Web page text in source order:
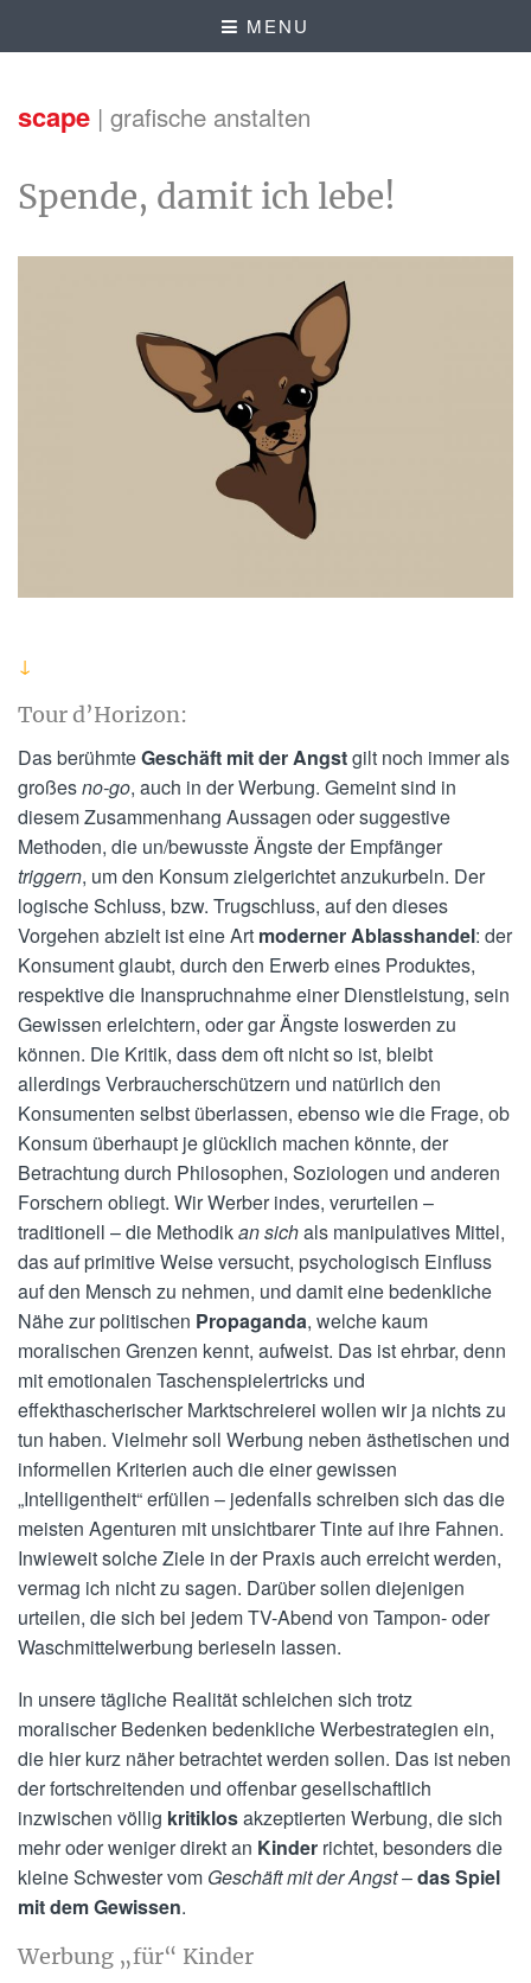
MENU
scape | grafische anstalten
Spende, damit ich lebe!
↓
Tour d’Horizon:
Das berühmteGeschäft mit der Angstgilt noch immer als
großesno-go, auch in der Werbung. Gemeint sind in
diesem Zusammenhang Aussagen oder suggestive
Methoden, die un/bewusste Ängste der Empfänger
triggern, um den Konsum zielgerichtet anzukurbeln. Der
logische Schluss, bzw. Trugschluss, auf den dieses
Vorgehen abzielt ist eine Art moderner Ablasshandel: der
Konsument glaubt, durch den Erwerb eines Produktes,
respektive die Inanspruchnahme einer Dienstleistung, sein
Gewissen erleichtern, oder gar Ängste loswerden zu
können. Die Kritik, dass dem oft nicht so ist, bleibt
allerdings Verbraucherschützern und natürlich den
Konsumenten selbst überlassen, ebenso wie die Frage, ob
Konsum überhaupt je glücklich machen könnte, der
Betrachtung durch Philosophen, Soziologen und anderen
Forschern obliegt. Wir Werber indes, verurteilen –
traditionell – die Methodikan sichals manipulatives Mittel,
das auf primitive Weise versucht, psychologisch Einfluss
auf den Mensch zu nehmen, und damit eine bedenkliche
Nähe zur politischen Propaganda, welche kaum
moralischen Grenzen kennt, aufweist. Das ist ehrbar, denn
mit emotionalen Taschenspielertricks und
effekthascherischer Marktschreierei wollen wir ja nichts zu
tun haben. Vielmehr soll Werbung neben ästhetischen und
informellen Kriterien auch die einer gewissen
„Intelligentheit“ erfüllen – jedenfalls schreiben sich das die
meisten Agenturen mit unsichtbarer Tinte auf ihre Fahnen.
Inwieweit solche Ziele in der Praxis auch erreicht werden,
vermag ich nicht zu sagen. Darüber sollen diejenigen
urteilen, die sich bei jedem TV-Abend von Tampon- oder
Waschmittelwerbung berieseln lassen.
In unsere tägliche Realität schleichen sich trotz
moralischer Bedenken bedenkliche Werbestrategien ein,
die hier kurz näher betrachtet werden sollen. Das ist neben
der fortschreitenden und offenbar gesellschaftlich
inzwischen völlig kritiklosakzeptierten Werbung, die sich
mehr oder weniger direkt an Kinder richtet, besonders die
kleine Schwester vom Geschäft mit der Angst–das Spiel
mit dem Gewissen.
Werbung „für“ Kinder